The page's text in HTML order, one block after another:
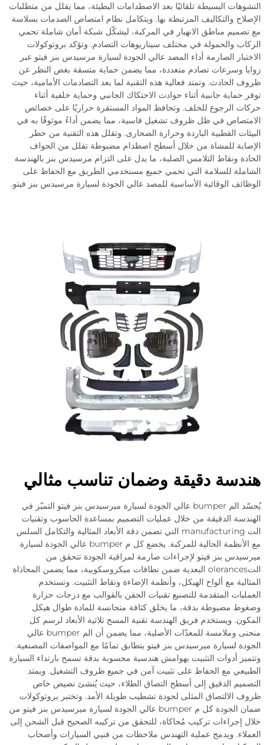
التشوهات البسيطة تلقائيًا بعد الاصطدامات البطيئة، مما يقلل من متطلبات
الإصلاح والتكاليف المرتبطة بها. ويتكامل نظام امتصاص الصدمات بسلاسة
مع تصميم مناطق الانهيار في المركبة، ليشكّل شبكة أمان شاملة تحمي
الركاب والحمولة في مختلف سيناريوهات التصادم. وتؤكد بروتوكولات
الاختبار الصارمة أداء المصد عالي الجودة لسيارة مرسيدس بنز فيتو عبر
زوايا وسرعات تصادم متعددة، مما يضمن حماية متسقة بغض النظر عن
ظروف الحادث. وتمتد فعالية هذه التقنية لما بعد التصادمات الأمامية، حيث
توفر حماية جانبية أثناء حوادث الاحتكاك الجانبي وحماية خلفية أثناء
حركات الرجوع للخلف. وتحافظ المواد المستقرة حراريًا على خصائص
الامتصاص في ظل ظروف تشغيل قاسية، مما يضمن أداءً موثوقًا به في
البيئات القطبية الباردة وحرارة الصحارى. وتقلل هذه التقنية من خطر
الإصابة للمشاة من خلال أسطح اصطدام مضبوطة تقلل من الحواف
الحادة ونقاط التلامس الصلبة، ما يدل على التزام مرسيدس بنز بالهندسة
الشاملة للسلامة التي تحمي جميع مستخدمي الطريق مع الحفاظ على
الوظائف الوقائية الأساسية للمصد عالي الجودة لسيارة مرسيدس بنز فيتو.
هندسة دقيقة وضمان تناسب مثالي
يُجسّد الم bumper عالي الجودة لسيارة ميرسيدس بنز فيتو التميّز في
الهندسة الدقيقة من خلال عمليات التصميم بمساعدة الحاسوب وتقنيات
الت manufacturing التي تضمن دقة الأبعاد المثالية والتكامل السلس
مع الأنظمة الحالية للمركبة. يخضع كل م bumper عالي الجودة لسيارة
ميرسيدس بنز فيتو لإجراءات صارمة لمراقبة الجودة تتحقق من
التolerances البعدية ضمن نطاقات ميكروسكوبية، مما يضمن المحاذاة
المثالية مع ألواح الهيكل، وأنظمة الإضاءة ونقاط التثبيت. وتستخدم
العمليات المتقدمة للتصنيع تقنيات الحقن بالقوالب مع درجات حرارة
وضغوط مضبوطة بدقة، ما يخلق كثافة متجانسة للمادة طوال هيكل
المكون. ويستخدم فريق الهندسة تقنية المسح ثلاثية الأبعاد لرسم كل
منحنى وملامسة للمعدّات الأصلية، مما يضمن أن الم bumper عالي
الجودة لسيارة ميرسيدس بنز فيتو يتطابق تمامًا مع المواصفات المصنعية.
وتتميز أدوات التثبيت بهوامش هندسية محسوبة بدقة تسمح بارتداء السيارة
الطبيعي مع الحفاظ على تثبيت آمن في جميع ظروف التشغيل. ويمتد
التصميم الدقيق إلى أسطح التصاق الطلاء، حيث يُنشئ نصيص خاص
ظروف الالتصاق المثلى لجودة تشطيب طويلة الأمد. وتختبر بروتوكولات
ضمان الجودة كل م bumper عالي الجودة لسيارة ميرسيدس بنز فيتو من
خلال إجراءات تركيب مُحاكاة، للتحقق من تركيبه الصحيح قبل الشحن إلى
العملاء. ويدمج عملية التهندس ملاحظات من فنيي السيارات وأصحاب